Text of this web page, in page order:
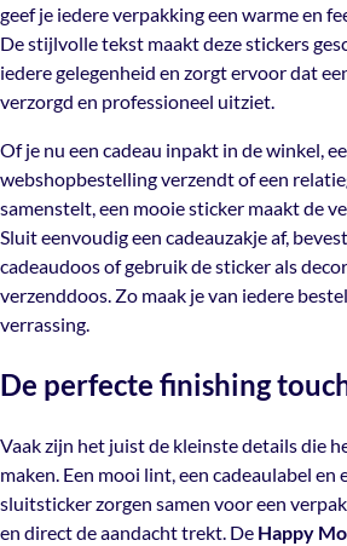
Verpakt 250 stuks op een
Artikelnummer TP-12104
Belijming Permanent
professioneel uitziet.
Of je nu een cadeau inpakt in de winkel, een
webshopbestelling verzendt of een
samenstelt, een mooie sticker maakt de
compleet. Sluit eenvoudig een cadeauzakje
vloeipapier in een cadeaudoos of gebruik
decoratief accent op een verzenddoos. Zo
iedere bestelling een echte verrassing.
De perfecte finishing
verschil maken. Een mooi lint, een
die luxe oogt en direct de aandacht trekt.
Momentsstickers passen dankzij hun
feestelijke uitstraling bij vrijwel iedere
zijn het hele jaar door te gebruiken.
geef je iedere verpakking een warme en
De stijlvolle tekst maakt deze stickers
iedere gelegenheid en zorgt ervoor dat
verzorgd en professioneel uitziet.
Of je nu een cadeau inpakt in de winkel,
webshopbestelling verzendt of een
samenstelt, een mooie sticker maakt de
Sluit eenvoudig een cadeauzakje af,
cadeaudoos of gebruik de sticker als
verzenddoos. Zo maak je van iedere
verrassing.
De perfecte finishing
Vaak zijn het juist de kleinste details die
maken. Een mooi lint, een cadeaulabel en
sluitsticker zorgen samen voor een
en direct de aandacht trekt. De Happy